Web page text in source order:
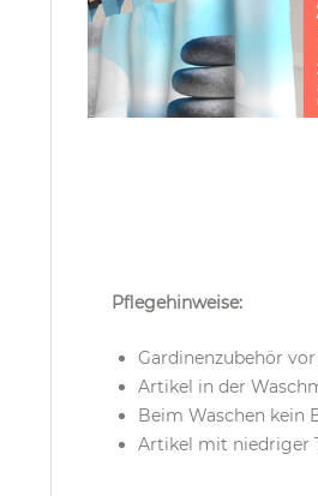
Pflegehinweise:
Gardinenzubehör
Artikel in der
Beim Waschen kein
Artikel mit niedriger